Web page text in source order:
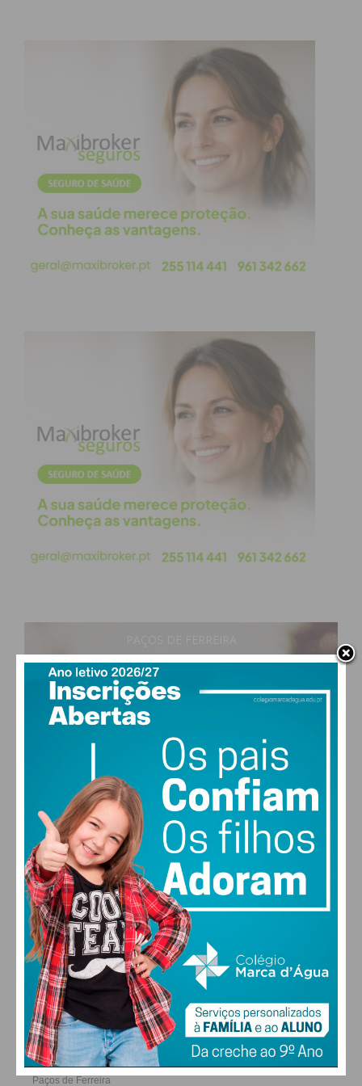
Vitória S.C. estão a ser os mais astutos nos
negócios que estão a conseguir realizar.
Subscreva a newsletter do
Imediato
Assine nossa newsletter por e-mail e
Eu li e concordo com os
termos e
condições
31°
47% humidade
vento: 5m/s O
31°
QUI
30
SEX
29°
SÁB
27°
FARMACIAS DE SERVIÇO EM PAÇOS DE
FERREIRA